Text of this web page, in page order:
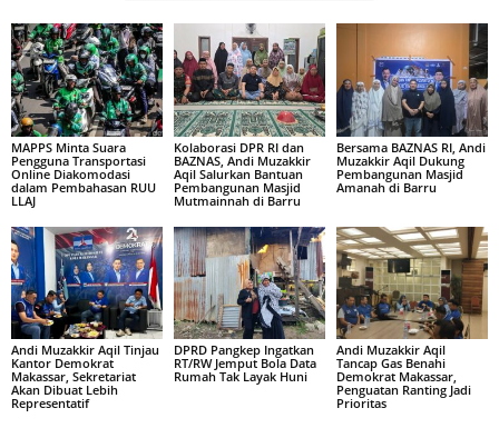
MAPPS Minta Suara
Pengguna Transportasi
Online Diakomodasi
dalam Pembahasan RUU
LLAJ
Kolaborasi DPR RI dan
BAZNAS, Andi Muzakkir
Aqil Salurkan Bantuan
Pembangunan Masjid
Mutmainnah di Barru
Bersama BAZNAS RI, Andi
Muzakkir Aqil Dukung
Pembangunan Masjid
Amanah di Barru
Andi Muzakkir Aqil Tinjau
Kantor Demokrat
Makassar, Sekretariat
Akan Dibuat Lebih
Representatif
DPRD Pangkep Ingatkan
RT/RW Jemput Bola Data
Rumah Tak Layak Huni
Andi Muzakkir Aqil
Tancap Gas Benahi
Demokrat Makassar,
Penguatan Ranting Jadi
Prioritas